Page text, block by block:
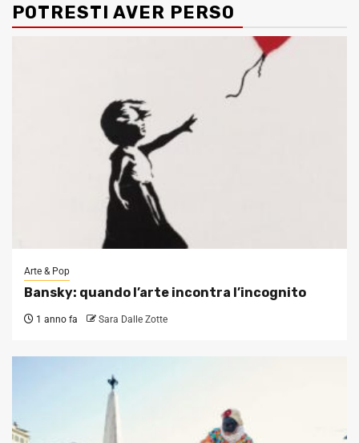
POTRESTI AVER PERSO
Arte & Pop
Bansky: quando l’arte incontra l’incognito
1 anno fa Sara Dalle Zotte